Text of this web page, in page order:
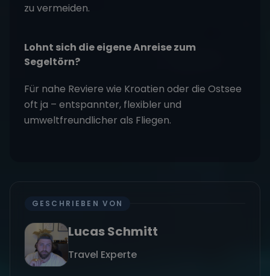
zu vermeiden.
Lohnt sich die eigene Anreise zum
Segeltörn?
Für nahe Reviere wie Kroatien oder die Ostsee
oft ja – entspannter, flexibler und
umweltfreundlicher als Fliegen.
GESCHRIEBEN VON
Lucas Schmitt
Travel Experte